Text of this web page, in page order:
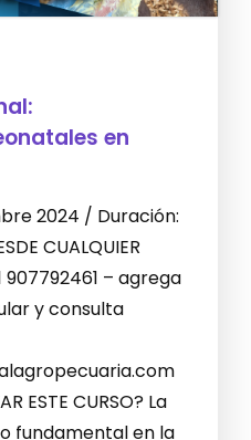
en
2024 / Duración:
CUALQUIER
907792461 – agrega
y consulta
ESTE CURSO? La
fundamental en la